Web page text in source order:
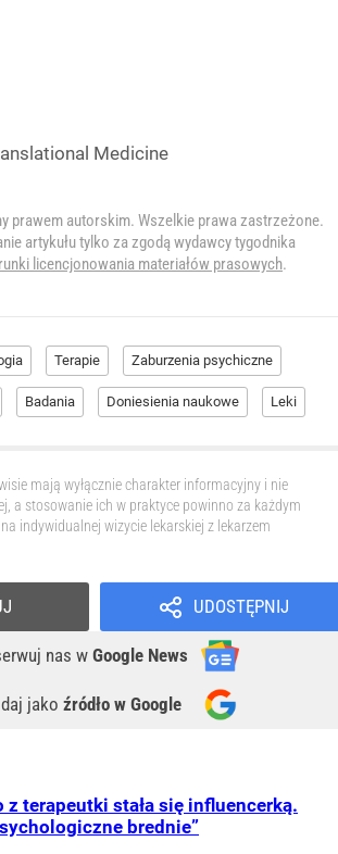
Medicine
prawem autorskim. Wszelkie prawa zastrzeżone.
artykułu tylko za zgodą wydawcy tygodnika
licencjonowania materiałów prasowych.
Terapie Zaburzenia psychiczne
Badania Doniesienia naukowe Leki
mają wyłącznie charakter informacyjny i nie
a stosowanie ich w praktyce powinno za każdym
indywidualnej wizycie lekarskiej z lekarzem
UDOSTĘPNIJ
nas w Google News
jako źródło w Google
z terapeutki stała się influencerką.
brednie”